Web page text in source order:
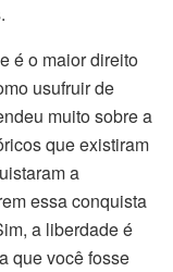
é o maior direito
usufruir de
muito sobre a
que existiram
a
essa conquista
a liberdade é
que você fosse